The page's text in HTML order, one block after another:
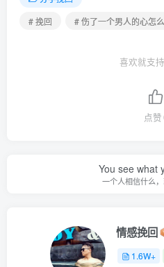
# 挽回
# 伤了一个男人的心怎
喜欢就支
点赞
You see what
一个人相信什么
情感挽回
1.6W+